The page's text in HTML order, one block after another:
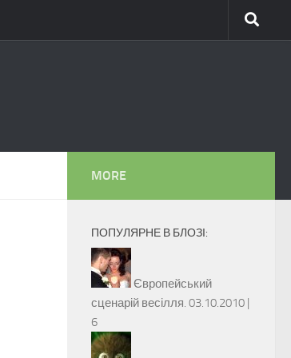
MORE
ПОПУЛЯРНЕ В БЛОЗІ:
Європейський
сценарій весілля. 03.10.2010 |
6